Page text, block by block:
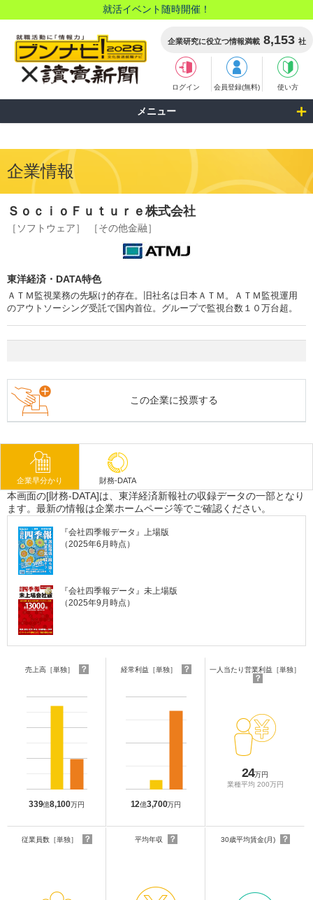
就活イベント随時開催！
企業研究に役立つ情報満載 8,153 社
ログイン 会員登録(無料) 使い方
メニュー
企業情報
ＳｏｃｉｏＦｕｔｕｒｅ株式会社
［ソフトウェア］ ［その他金融］
東洋経済・DATA特色
ＡＴＭ監視業務の先駆け的存在。旧社名は日本ＡＴＭ。ＡＴＭ監視運用
のアウトソーシング受託で国内首位。グループで監視台数１０万台超。
この企業に投票する
企業早分かり 財務-DATA
本画面の[財務-DATA]は、東洋経済新報社の収録データの一部となり
ます。最新の情報は企業ホームページ等でご確認ください。
『会社四季報データ』上場版
（2025年6月時点）
『会社四季報データ』未上場版
（2025年9月時点）
売上高［単独］ ？
339億8,100万円
経常利益［単独］ ？
12億3,700万円
一人当たり営業利益［単独］
？
24万円
業種平均 200万円
従業員数［単独］ ？ 平均年収 ？ 30歳平均賃金(月) ？